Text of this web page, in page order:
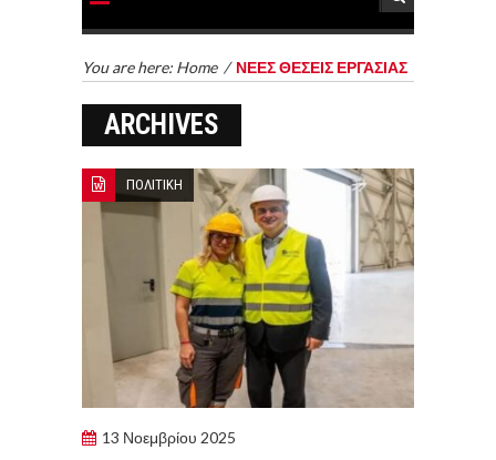
You are here: Home / ΝΕΕΣ ΘΕΣΕΙΣ ΕΡΓΑΣΙΑΣ
ARCHIVES
ΠΟΛΙΤΙΚΗ
13 Νοεμβρίου 2025